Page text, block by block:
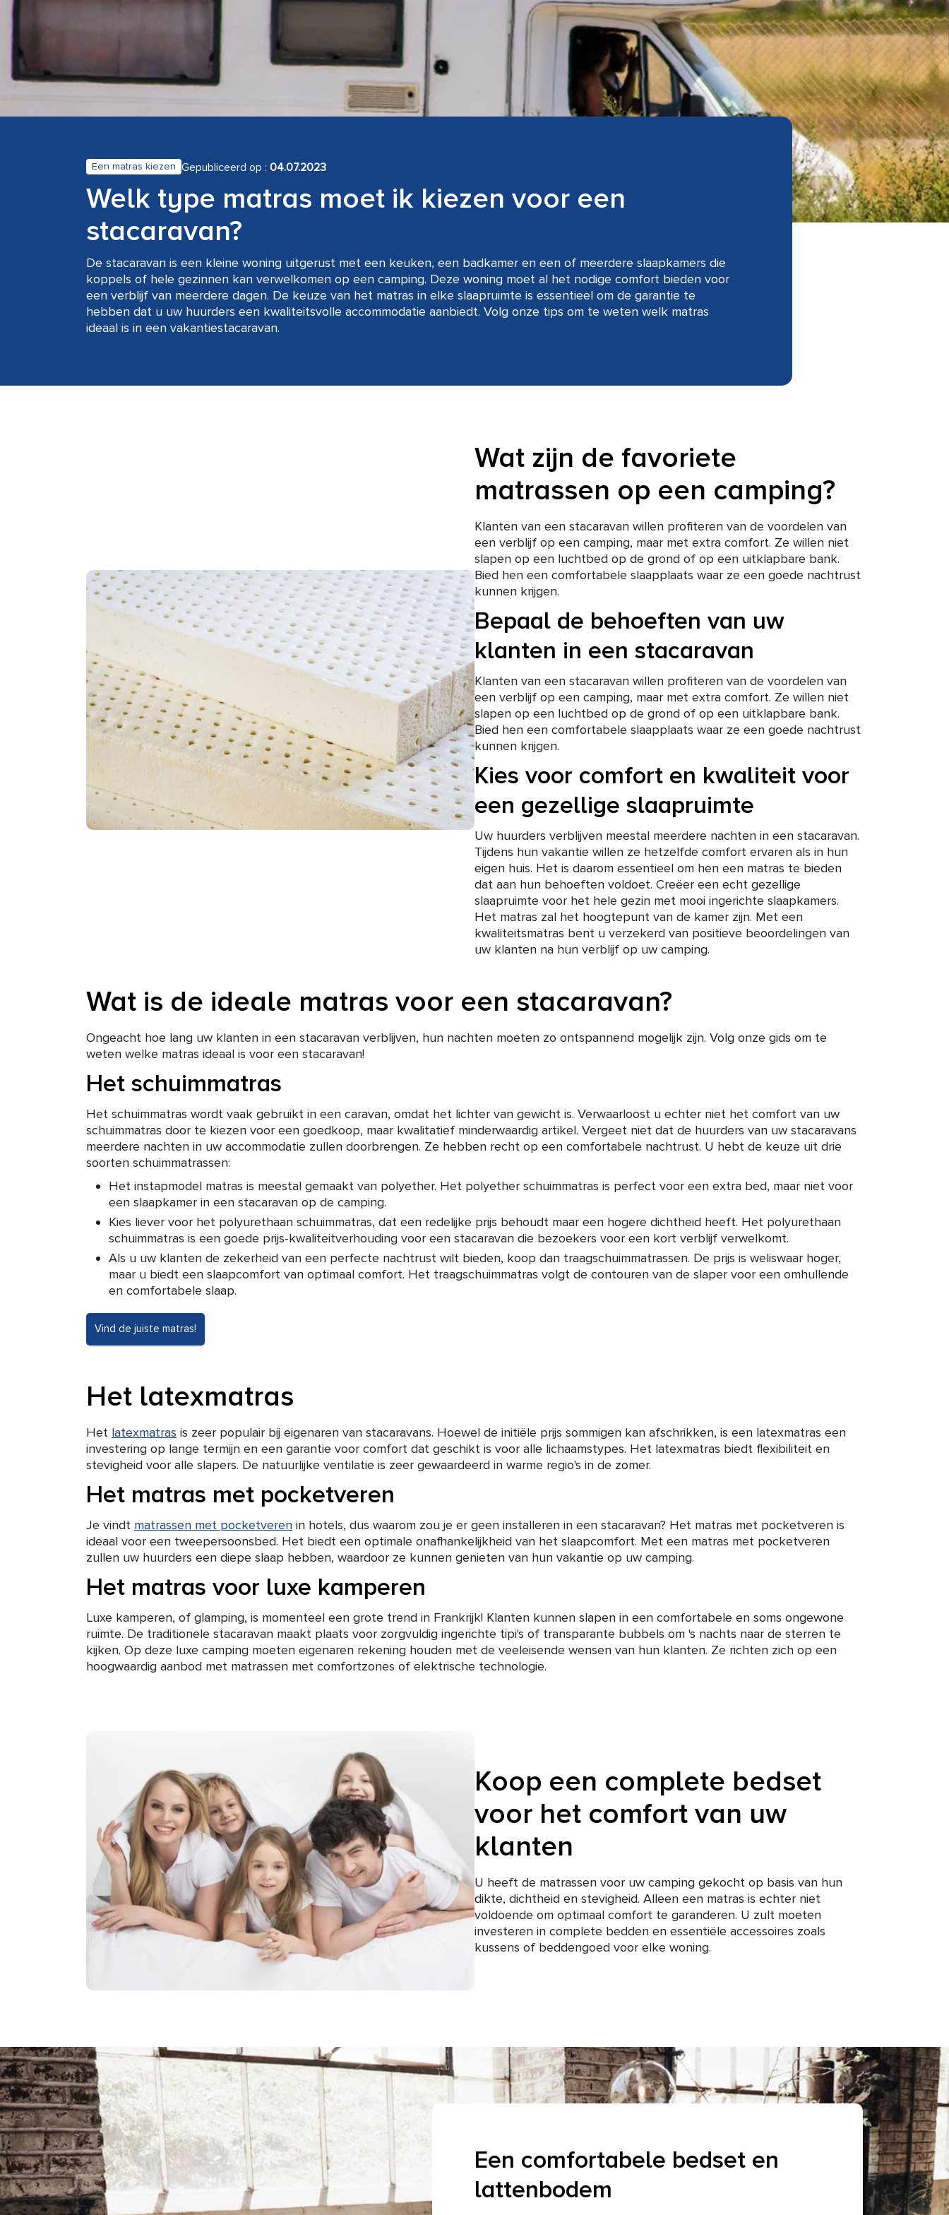
Een matras kiezen Gepubliceerd op : 04.07.2023
Welk type matras moet ik kiezen voor een
stacaravan?
De stacaravan is een kleine woning uitgerust met een keuken, een badkamer en een of meerdere slaapkamers die
koppels of hele gezinnen kan verwelkomen op een camping. Deze woning moet al het nodige comfort bieden voor
een verblijf van meerdere dagen. De keuze van het matras in elke slaapruimte is essentieel om de garantie te
hebben dat u uw huurders een kwaliteitsvolle accommodatie aanbiedt. Volg onze tips om te weten welk matras
ideaal is in een vakantiestacaravan.
Wat zijn de favoriete
matrassen op een camping?
Klanten van een stacaravan willen profiteren van de voordelen van
een verblijf op een camping, maar met extra comfort. Ze willen niet
slapen op een luchtbed op de grond of op een uitklapbare bank.
Bied hen een comfortabele slaapplaats waar ze een goede nachtrust
kunnen krijgen.
Bepaal de behoeften van uw
klanten in een stacaravan
Klanten van een stacaravan willen profiteren van de voordelen van
een verblijf op een camping, maar met extra comfort. Ze willen niet
slapen op een luchtbed op de grond of op een uitklapbare bank.
Bied hen een comfortabele slaapplaats waar ze een goede nachtrust
kunnen krijgen.
Kies voor comfort en kwaliteit voor
een gezellige slaapruimte
Uw huurders verblijven meestal meerdere nachten in een stacaravan.
Tijdens hun vakantie willen ze hetzelfde comfort ervaren als in hun
eigen huis. Het is daarom essentieel om hen een matras te bieden
dat aan hun behoeften voldoet. Creëer een echt gezellige
slaapruimte voor het hele gezin met mooi ingerichte slaapkamers.
Het matras zal het hoogtepunt van de kamer zijn. Met een
kwaliteitsmatras bent u verzekerd van positieve beoordelingen van
uw klanten na hun verblijf op uw camping.
Wat is de ideale matras voor een stacaravan?
Ongeacht hoe lang uw klanten in een stacaravan verblijven, hun nachten moeten zo ontspannend mogelijk zijn. Volg onze gids om te
weten welke matras ideaal is voor een stacaravan!
Het schuimmatras
Het schuimmatras wordt vaak gebruikt in een caravan, omdat het lichter van gewicht is. Verwaarloost u echter niet het comfort van uw
schuimmatras door te kiezen voor een goedkoop, maar kwalitatief minderwaardig artikel. Vergeet niet dat de huurders van uw stacaravans
meerdere nachten in uw accommodatie zullen doorbrengen. Ze hebben recht op een comfortabele nachtrust. U hebt de keuze uit drie
soorten schuimmatrassen:
Het instapmodel matras is meestal gemaakt van polyether. Het polyether schuimmatras is perfect voor een extra bed, maar niet voor
een slaapkamer in een stacaravan op de camping.
Kies liever voor het polyurethaan schuimmatras, dat een redelijke prijs behoudt maar een hogere dichtheid heeft. Het polyurethaan
schuimmatras is een goede prijs-kwaliteitverhouding voor een stacaravan die bezoekers voor een kort verblijf verwelkomt.
Als u uw klanten de zekerheid van een perfecte nachtrust wilt bieden, koop dan traagschuimmatrassen. De prijs is weliswaar hoger,
maar u biedt een slaapcomfort van optimaal comfort. Het traagschuimmatras volgt de contouren van de slaper voor een omhullende
en comfortabele slaap.
Vind de juiste matras!
Het latexmatras
Het latexmatras is zeer populair bij eigenaren van stacaravans. Hoewel de initiële prijs sommigen kan afschrikken, is een latexmatras een
investering op lange termijn en een garantie voor comfort dat geschikt is voor alle lichaamstypes. Het latexmatras biedt flexibiliteit en
stevigheid voor alle slapers. De natuurlijke ventilatie is zeer gewaardeerd in warme regio's in de zomer.
Het matras met pocketveren
Je vindt matrassen met pocketveren in hotels, dus waarom zou je er geen installeren in een stacaravan? Het matras met pocketveren is
ideaal voor een tweepersoonsbed. Het biedt een optimale onafhankelijkheid van het slaapcomfort. Met een matras met pocketveren
zullen uw huurders een diepe slaap hebben, waardoor ze kunnen genieten van hun vakantie op uw camping.
Het matras voor luxe kamperen
Luxe kamperen, of glamping, is momenteel een grote trend in Frankrijk! Klanten kunnen slapen in een comfortabele en soms ongewone
ruimte. De traditionele stacaravan maakt plaats voor zorgvuldig ingerichte tipi's of transparante bubbels om 's nachts naar de sterren te
kijken. Op deze luxe camping moeten eigenaren rekening houden met de veeleisende wensen van hun klanten. Ze richten zich op een
hoogwaardig aanbod met matrassen met comfortzones of elektrische technologie.
Koop een complete bedset
voor het comfort van uw
klanten
U heeft de matrassen voor uw camping gekocht op basis van hun
dikte, dichtheid en stevigheid. Alleen een matras is echter niet
voldoende om optimaal comfort te garanderen. U zult moeten
investeren in complete bedden en essentiële accessoires zoals
kussens of beddengoed voor elke woning.
Een comfortabele bedset en
lattenbodem